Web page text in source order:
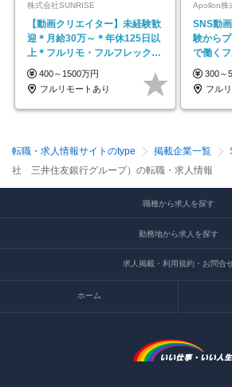
株式会社SUNRISE
【動画クリエイター】未経験歓
迎＊月給30万～＊年休125日以
上＊フルリモ・フルフレックス
◆10名の採用が決定◆
400～1500万円
フルリモートあり
Apollon株
SNS動
験から
で働く
で18時
300～
フル
転職・求人情報サイトのtype 掲載企業一覧
社 三井住友銀行グループ）の転職・求人情報
職種から求人を探す
勤務地から求人を探す
求人掲載・利用規約・お問合
ホーム